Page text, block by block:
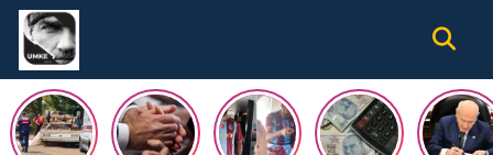
Gündem
Ekonomi
Nöbetçi Eczaneler
Hava Durumu